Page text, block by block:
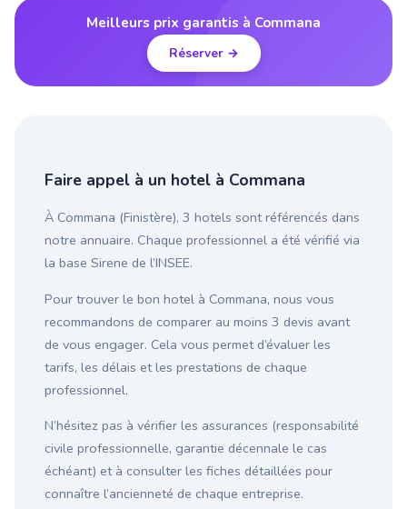
Meilleurs prix garantis à Commana
Réserver →
Faire appel à un hotel à Commana
À Commana (Finistère), 3 hotels sont référencés dans
notre annuaire. Chaque professionnel a été vérifié via
la base Sirene de l’INSEE.
Pour trouver le bon hotel à Commana, nous vous
recommandons de comparer au moins 3 devis avant
de vous engager. Cela vous permet d’évaluer les
tarifs, les délais et les prestations de chaque
professionnel.
N’hésitez pas à vérifier les assurances (responsabilité
civile professionnelle, garantie décennale le cas
échéant) et à consulter les fiches détaillées pour
connaître l’ancienneté de chaque entreprise.